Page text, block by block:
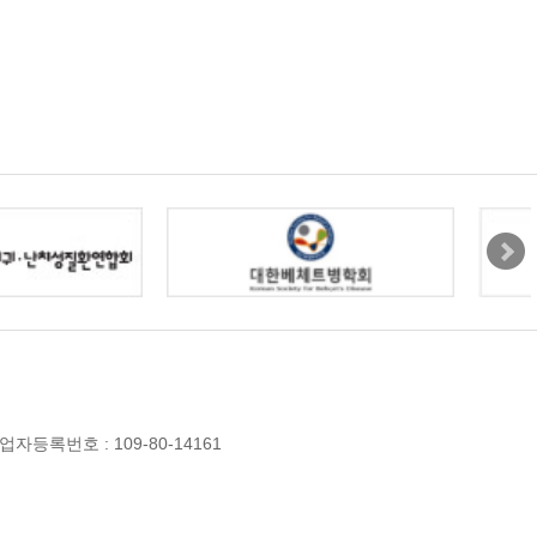
자등록번호 : 109-80-14161